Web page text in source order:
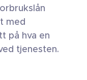
med
på hva en
tjenesten.